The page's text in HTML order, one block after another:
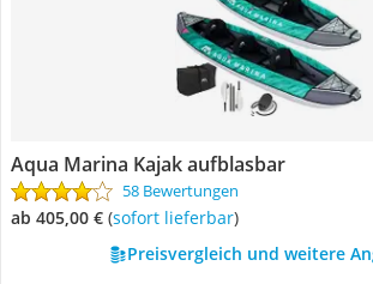
Aqua Marina Kajak aufblasbar
58 Bewertungen
ab 405,00 € ( Sofort lieferbar)
Preisvergleich und weitere